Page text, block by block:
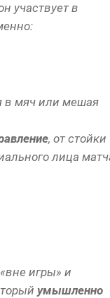
участвует в
в мяч или мешая
, от стойки
лица
игры» и
умышленно